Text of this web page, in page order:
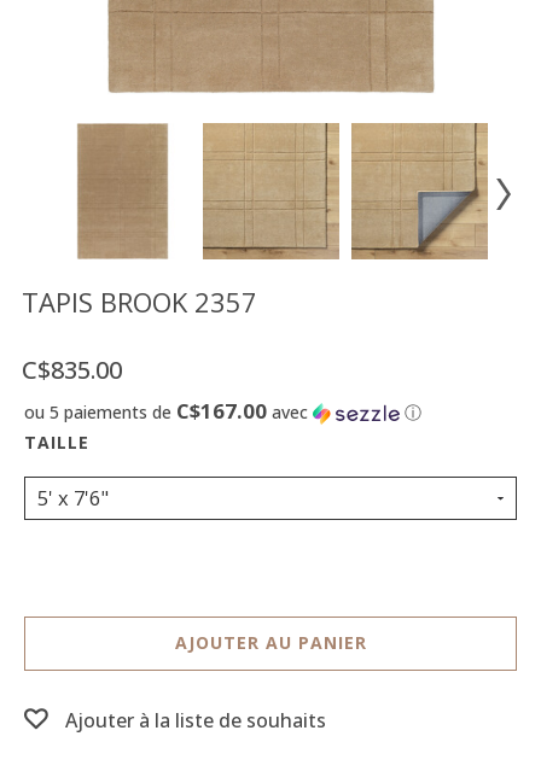
Luminaires
US
TAPIS BROOK 2357
C$835.00
ou 5 paiements de C$167.00 avec ⓘ
5' x 7'6"
AJOUTER AU PANIER
Ajouter à la liste de souhaits